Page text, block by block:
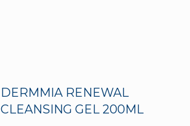
DERMMIA RENEWAL
CLEANSING GEL 200ML